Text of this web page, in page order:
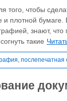
того, чтобы
и плотной бумаге.
знают, что
такие
, послепечатная